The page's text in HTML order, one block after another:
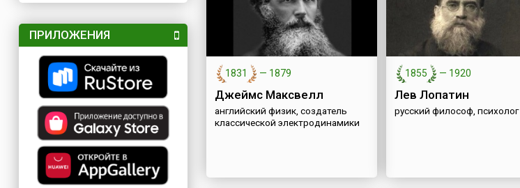
ПРИЛОЖЕНИЯ
1831 — 1879
Джеймс Максвелл
английский физик, создатель
классической электродинамики
1855 — 1920
Лев Лопатин
русский философ, психолог